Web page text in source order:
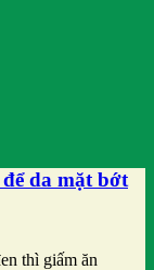
da mặt bớt
thì giấm ăn